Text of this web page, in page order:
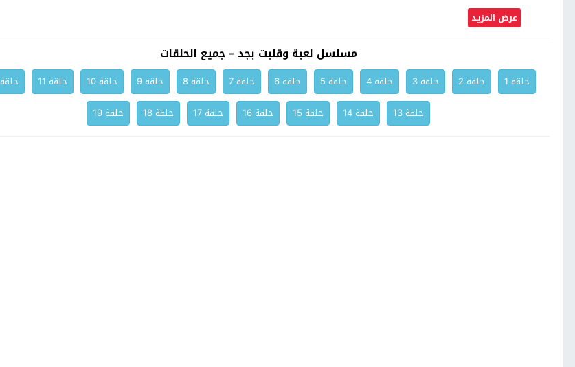
عرض المزيد
مسلسل لعبة وقلبت بجد – جميع الحلقات
حلقة 1 حلقة 2 حلقة 3 حلقة 4 حلقة 5 حلقة 6 حلقة 7 حلقة 8 حلقة 9 حلقة 10 حلقة 11
حلقة 12
حلقة 13
حلقة 14 حلقة 15 حلقة 16 حلقة 17 حلقة 18 حلقة 19